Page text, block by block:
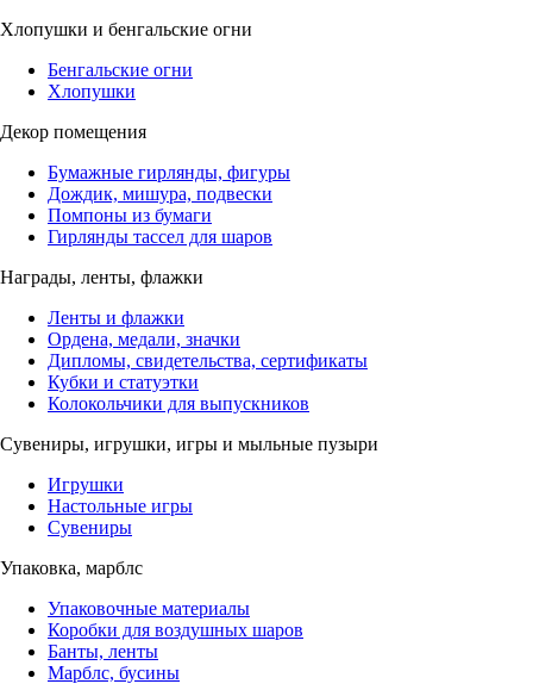
Хлопушки и бенгальские огни
Бенгальские огни
Хлопушки
Декор помещения
Бумажные гирлянды, фигуры
Дождик, мишура, подвески
Помпоны из бумаги
Гирлянды тассел для шаров
Награды, ленты, флажки
Ленты и флажки
Ордена, медали, значки
Дипломы, свидетельства, сертификаты
Кубки и статуэтки
Колокольчики для выпускников
Сувениры, игрушки, игры и мыльные пузыри
Игрушки
Настольные игры
Сувениры
Упаковка, марблс
Упаковочные материалы
Коробки для воздушных шаров
Банты, ленты
Марблс, бусины